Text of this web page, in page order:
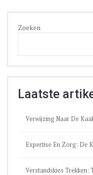
Zoeken
Laatste
Verwijzing Naar De
Expertise En Zorg: De
Verstandskies Trekken: